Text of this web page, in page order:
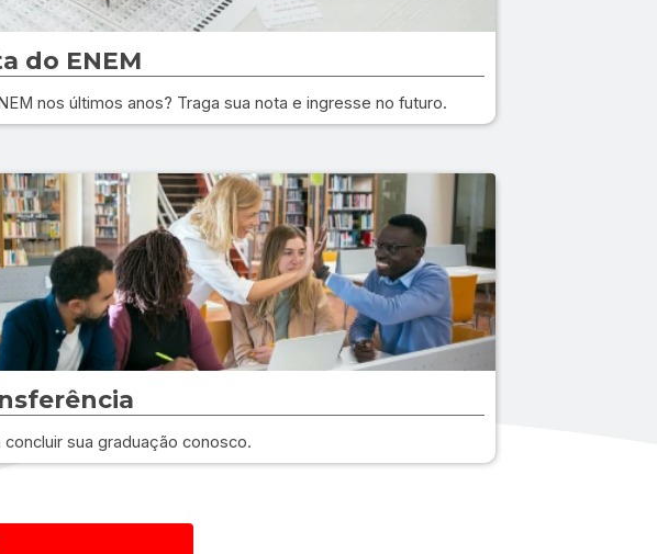
do ENEM
nos últimos anos? Traga sua nota e ingresse no futuro.
concluir sua graduação conosco.